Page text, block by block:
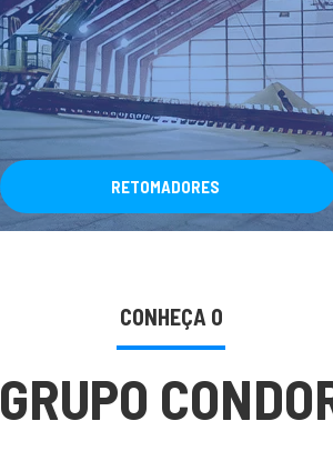
RETOMADORES
CONHEÇA O
GRUPO